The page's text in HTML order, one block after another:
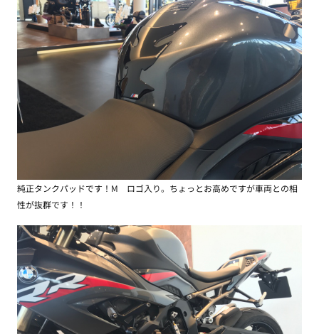
純正タンクパッドです！M ロゴ入り。ちょっとお高めですが車両との相
性が抜群です！！